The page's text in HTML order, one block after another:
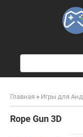
Главная » Игры для
Rope Gun 3D